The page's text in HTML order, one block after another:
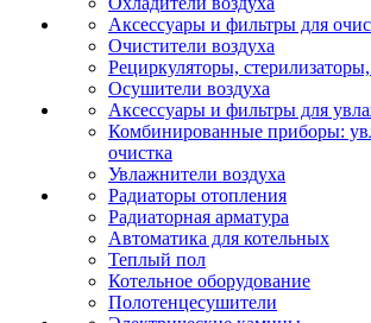
Аксессуары и фильтры для
Очистители воздуха
Рециркуляторы,
Осушители воздуха
Аксессуары и фильтры для
Комбинированные приборы:
очистка
Увлажнители воздуха
Радиаторы отопления
Радиаторная арматура
Автоматика для котельных
Теплый пол
Котельное оборудование
Полотенцесушители